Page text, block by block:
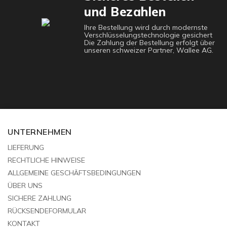
und Bezahlen
Ihre Bestellung wird durch modernste
Verschlüsselungstechnologie gesichert
Die Zahlung der Bestellung erfolgt über
unseren schweizer Partner, Wallee AG.
UNTERNEHMEN
LIEFERUNG
RECHTLICHE HINWEISE
ALLGEMEINE GESCHÄFTSBEDINGUNGEN
ÜBER UNS
SICHERE ZAHLUNG
RÜCKSENDEFORMULAR
KONTAKT